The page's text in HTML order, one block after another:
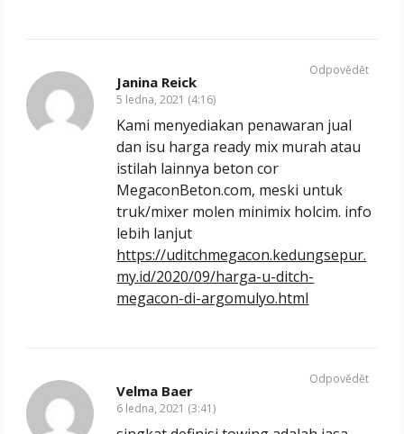
Janina Reick
5 ledna, 2021 (4:16)
Kami menyediakan penawaran jual
dan isu harga ready mix murah atau
istilah lainnya beton cor
MegaconBeton.com, meski untuk
truk/mixer molen minimix holcim. info
lebih lanjut
https://uditchmegacon.kedungsepur.
my.id/2020/09/harga-u-ditch-
megacon-di-argomulyo.html
Odpovědět
Velma Baer
6 ledna, 2021 (3:41)
Odpovědět